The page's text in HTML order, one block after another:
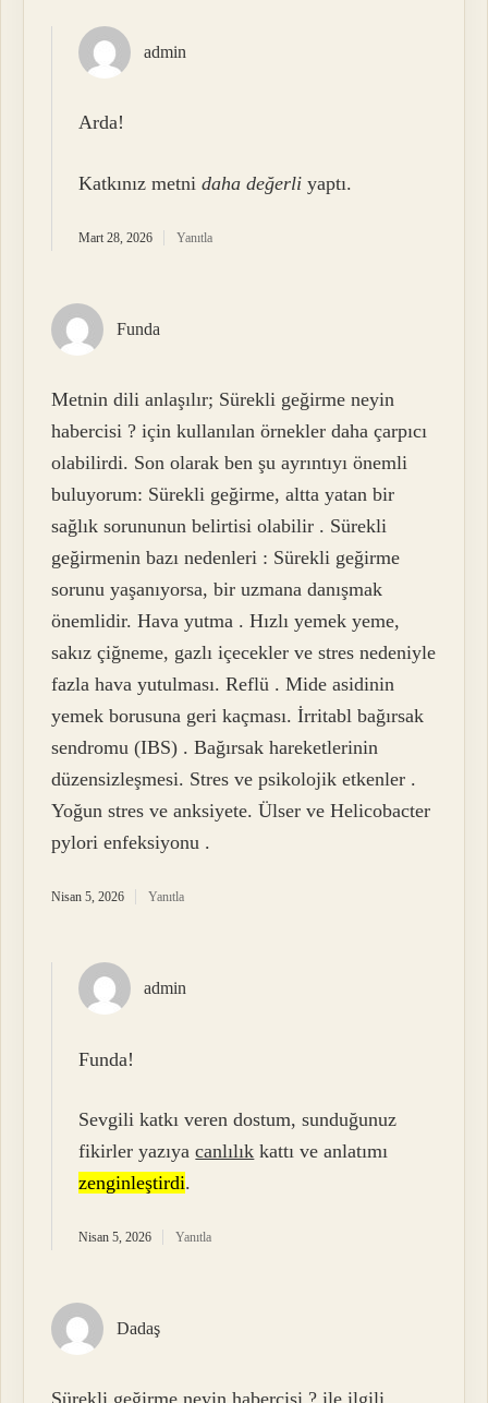
admin
Arda!
Katkınız metnidaha değerli yaptı.
Mart 28, 2026 Yanıtla
Funda
Metnin dili anlaşılır; Sürekli geğirme neyin
habercisi ? için kullanılan örnekler daha çarpıcı
olabilirdi. Son olarak ben şu ayrıntıyı önemli
buluyorum: Sürekli geğirme, altta yatan bir
sağlık sorununun belirtisi olabilir . Sürekli
geğirmenin bazı nedenleri : Sürekli geğirme
sorunu yaşanıyorsa, bir uzmana danışmak
önemlidir. Hava yutma . Hızlı yemek yeme,
sakız çiğneme, gazlı içecekler ve stres nedeniyle
fazla hava yutulması. Reflü . Mide asidinin
yemek borusuna geri kaçması. İrritabl bağırsak
sendromu (IBS) . Bağırsak hareketlerinin
düzensizleşmesi. Stres ve psikolojik etkenler .
Yoğun stres ve anksiyete. Ülser ve Helicobacter
pylori enfeksiyonu .
Nisan 5, 2026 Yanıtla
admin
Funda!
Sevgili katkı veren dostum, sunduğunuz
fikirler yazıyacanlılık kattı ve anlatımı
zenginleştirdi.
Nisan 5, 2026 Yanıtla
Dadaş